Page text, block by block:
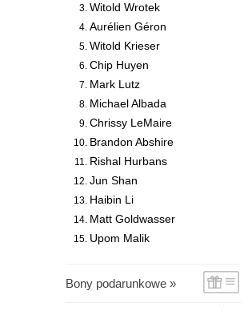
Witold Wrotek
Aurélien Géron
Witold Krieser
Chip Huyen
Mark Lutz
Michael Albada
Chrissy LeMaire
Brandon Abshire
Rishal Hurbans
Jun Shan
Haibin Li
Matt Goldwasser
Upom Malik
Bony podarunkowe »